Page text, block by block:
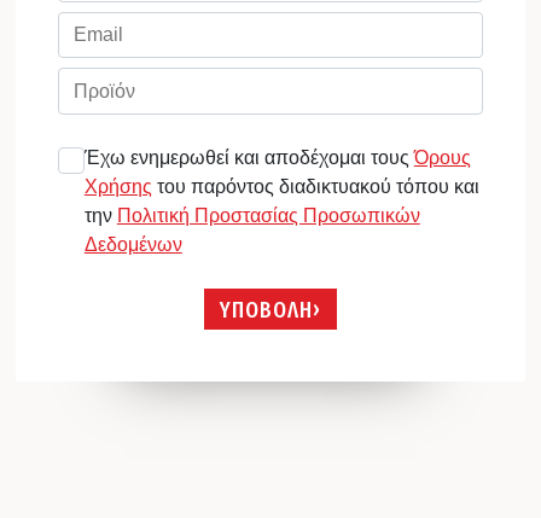
Έχω ενημερωθεί και αποδέχομαι τουςΌρους
Χρήσης του παρόντος διαδικτυακού τόπου και
την Πολιτική Προστασίας Προσωπικών
Δεδομένων
ΥΠΟΒΟΛΗ